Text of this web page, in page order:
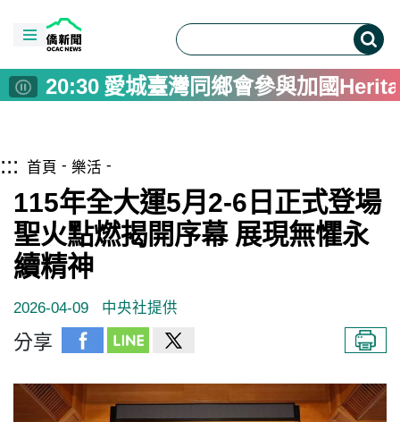
:::僑務電子報首頁
21:30
TCML大阪弁天町秀臺灣剪紙
21:00
2026火箭競賽科普闖關 空軍
20:30 愛城臺灣同鄉會參與加國
19:30 從文化認同到人生選擇
18:30阿根廷國際傑人會書法與水墨
18:00「魯冰花」票房破650萬 顏振
17:45卓揆：漢光、城鎮韌性演習相
17:30
21:30
TCML大阪弁天町秀臺灣剪紙
21:00
2026火箭競賽科普闖關 空軍
20:00中研院會晤德國在台協會 深
首頁 樂活
115年全大運5月2-6日正式登場
聖火點燃揭開序幕 展現無懼永
續精神
2026-04-09 中央社提供
分享